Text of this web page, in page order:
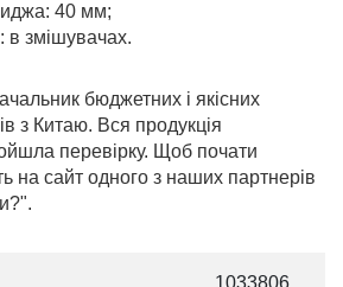
40 мм;
в змішувачах.
бюджетних і якісних
з Китаю. Вся продукція
перевірку. Щоб почати
на сайт одного з наших партнерів
1033806